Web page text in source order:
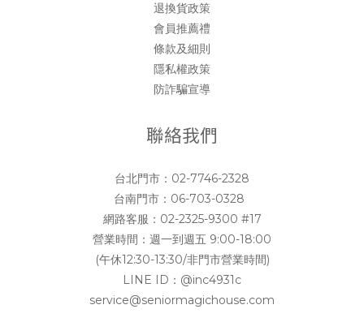
退換貨政策
會員推薦禮
條款及細則
隱私權政策
防詐騙宣導
聯絡我們
台北門市： 02-7746-2328
台南門市： 06-703-0328
網路客服： 02-2325-9300 #17
營業時間：週一到週五 9:00-18:00
(午休12:30-13:30/非門市營業時間)
LINE ID： @inc4931c
service@seniormagichouse.com